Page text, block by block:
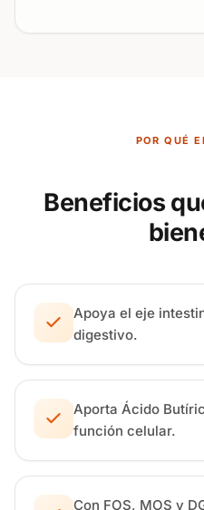
POR QUÉ
Beneficios
Apoya el eje
digestivo.
Aporta Ácido
función celular.
Con FOS, MOS y